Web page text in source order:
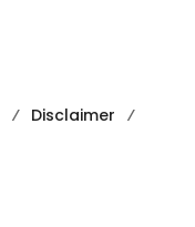
Disclaimer